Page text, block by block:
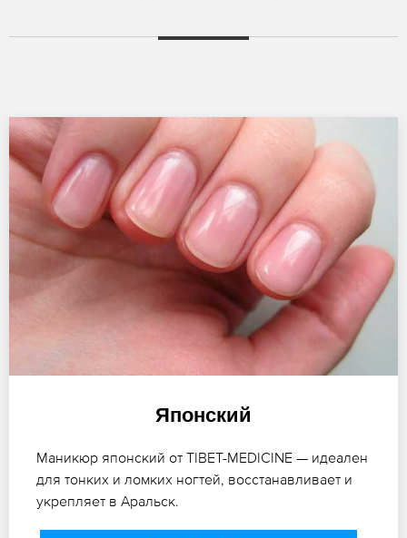
Японский
Маникюр японский от TIBET-MEDICINE — идеален
для тонких и ломких ногтей, восстанавливает и
укрепляет в Аральск.